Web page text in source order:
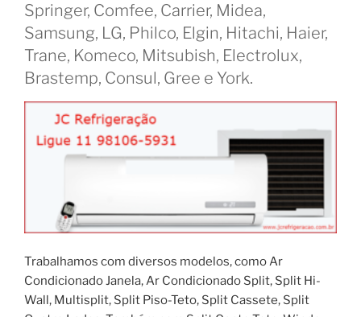
Springer, Comfee, Carrier, Midea,
Samsung, LG, Philco, Elgin, Hitachi, Haier,
Trane, Komeco, Mitsubish, Electrolux,
Brastemp, Consul, Gree e York.
Trabalhamos com diversos modelos, como Ar
Condicionado Janela, Ar Condicionado Split, Split Hi-
Wall, Multisplit, Split Piso-Teto, Split Cassete, Split